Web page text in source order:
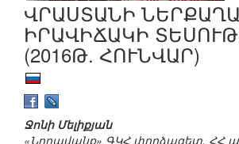
ՎՐԱՍՏԱՆԻ
ԻՐԱՎԻՃԱԿԻ
(2016Թ. ՀՈՒՆՎԱՐ)
Ջոնի Մելիքյան
«Նորավանք» ԳԿՀ փորձագետ, ՀՀ